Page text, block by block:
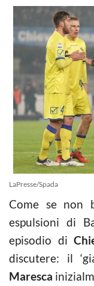
LaPresse/Spada
Come se non
espulsioni di
episodio di
discutere: il
Maresca